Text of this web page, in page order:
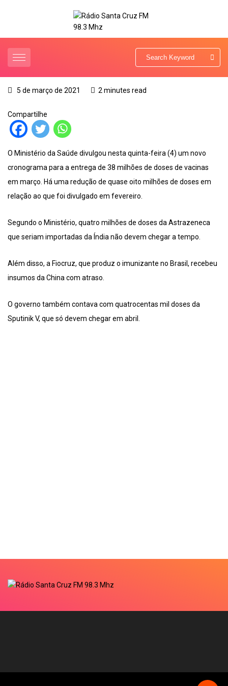
5 de março de 2021 2 minutes read
Compartilhe
O Ministério da Saúde divulgou nesta quinta-feira (4) um novo
cronograma para a entrega de 38 milhões de doses de vacinas
em março. Há uma redução de quase oito milhões de doses em
relação ao que foi divulgado em fevereiro.
Segundo o Ministério, quatro milhões de doses da Astrazeneca
que seriam importadas da Índia não devem chegar a tempo.
Além disso, a Fiocruz, que produz o imunizante no Brasil, recebeu
insumos da China com atraso.
O governo também contava com quatrocentas mil doses da
Sputinik V, que só devem chegar em abril.